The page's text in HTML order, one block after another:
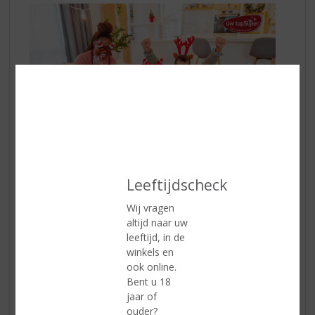
Leeftijdscheck
Wij vragen
altijd naar uw
leeftijd, in de
winkels en
ook online.
Bent u 18
jaar of
ouder?
Samen rond de tafel zitten en een bordspel spelen is
een geweldige manier om de avond door te brengen.
Spellen zoals Monopoly, Catan, of zelfs een
eenvoudig kaartspel kunnen zorgen voor uren